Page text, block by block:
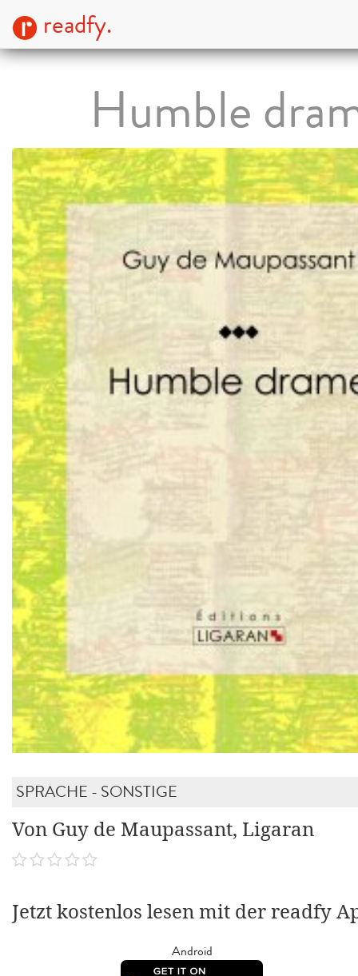
readfy.
Humble
SPRACHE - SONSTIGE
Von Guy de Maupassant, Ligaran
Jetzt kostenlos lesen mit der readfy
Android